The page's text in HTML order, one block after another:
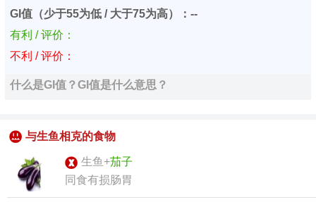
GI值（少于55为低 / 大于75为高）：--
有利 / 评价：
不利 / 评价：
什么是GI值？GI值是什么意思？
与生鱼相克的食物
生鱼+茄子
同食有损肠胃